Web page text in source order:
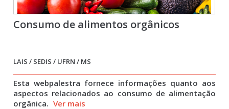
Consumo de alimentos orgânicos
LAIS / SEDIS / UFRN / MS
Esta webpalestra fornece informações quanto aos
aspectos relacionados ao consumo de alimentação
orgânica. Ver mais